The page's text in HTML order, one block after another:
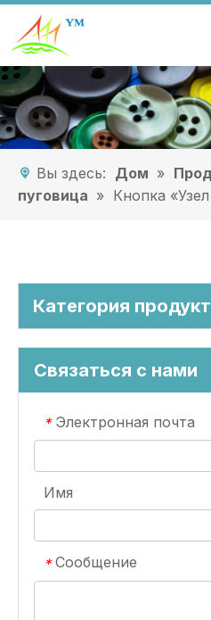
Вы здесь: Дом »
пуговица » Кнопка
Категория
Связаться с нами
* Электронная почта
Имя
* Сообщение